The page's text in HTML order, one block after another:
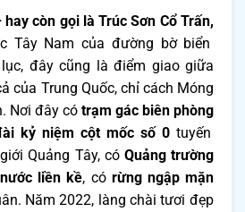
còn gọi là Trúc Sơn Cổ Trấn,
Tây Nam của đường bờ biển
đây cũng là điểm giao giữa
của Trung Quốc, chỉ cách Móng
Nơi đây có trạm gác biên phòng
kỷ niệm cột mốc số 0tuyến
Quảng Tây, có Quảng trường
liền kề, có rừng ngập mặn
Năm 2022, làng chài tươi đẹp